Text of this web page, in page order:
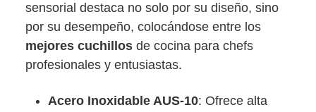
sensorial destaca no solo por su diseño, sino
por su desempeño, colocándose entre los
mejores cuchillos de cocina para chefs
profesionales y entusiastas.
Acero Inoxidable AUS-10: Ofrece alta